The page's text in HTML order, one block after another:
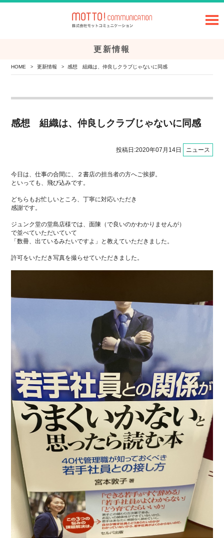
更新情報
HOME > 更新情報 > 感想 組織は、仲良しクラブじゃないに同感
感想 組織は、仲良しクラブじゃないに同感
投稿日:2020年07月14日 ニュース
今日は、仕事の合間に、２書店の担当者の方へご挨拶。
といっても、飛び込みです。
どちらもお忙しいところ、丁寧に対応いただき
感謝です。
ジュンク堂の堂島店様では、面陳（で良いのかわかりませんが）
で並べていただいていて
「数冊、出ているみたいですよ」と教えていただきました。
許可をいただき写真を撮らせていただきました。